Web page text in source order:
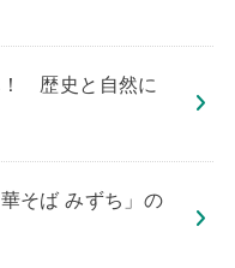
！ 歴史と自然に
そば みずち」の